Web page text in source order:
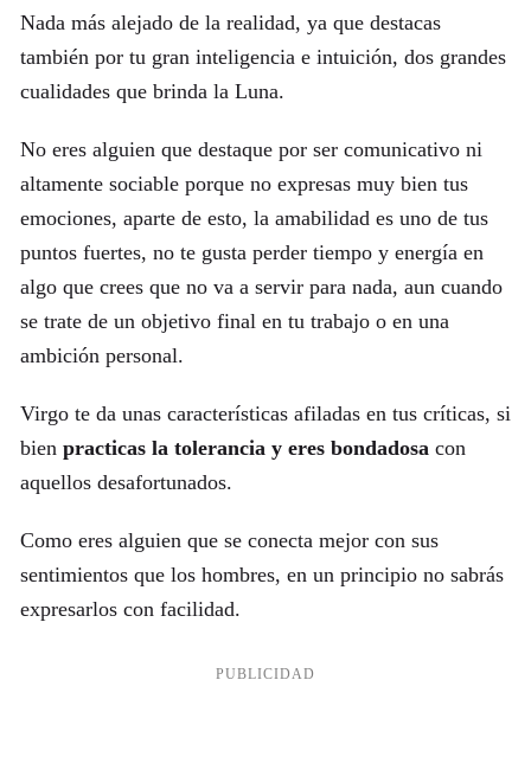
Nada más alejado de la realidad, ya que destacas
también por tu gran inteligencia e intuición, dos grandes
cualidades que brinda la Luna.
No eres alguien que destaque por ser comunicativo ni
altamente sociable porque no expresas muy bien tus
emociones, aparte de esto, la amabilidad es uno de tus
puntos fuertes, no te gusta perder tiempo y energía en
algo que crees que no va a servir para nada, aun cuando
se trate de un objetivo final en tu trabajo o en una
ambición personal.
Virgo te da unas características afiladas en tus críticas, si
bien practicas la tolerancia y eres bondadosa con
aquellos desafortunados.
Como eres alguien que se conecta mejor con sus
sentimientos que los hombres, en un principio no sabrás
expresarlos con facilidad.